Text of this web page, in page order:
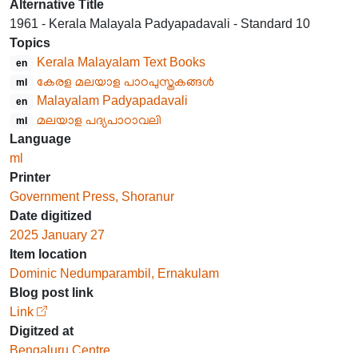
Alternative Title
1961 - Kerala Malayala Padyapadavali - Standard 10
Topics
en Kerala Malayalam Text Books
ml കേരള മലയാള പാഠപുസ്തകങ്ങൾ
en Malayalam Padyapadavali
ml
മലയാള പദ്യപാഠാവലി
Language
ml
Printer
Government Press, Shoranur
Date digitized
2025 January 27
Item location
Dominic Nedumparambil, Ernakulam
Blog post link
Link
Digitzed at
Bengaluru Centre